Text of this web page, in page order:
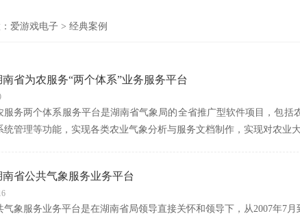
爱游戏电子 > 经典案例
省为农服务“两个体系”业务服务平台
服务两个体系服务平台是湖南省气象局的全省推广型软件项目，包
统管理等功能，实现各类农业气象分析与服务文档制作，实现对农业
省公共气象服务业务平台
气象服务业务平台是在湖南省局领导直接关怀和领导下，从2007年7